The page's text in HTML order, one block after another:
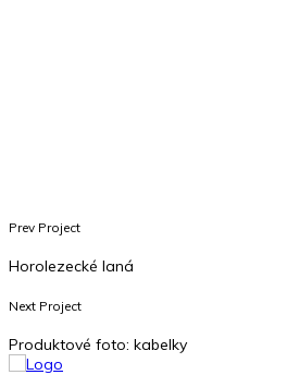
Prev Project
Horolezecké laná
Next Project
Produktové foto: kabelky